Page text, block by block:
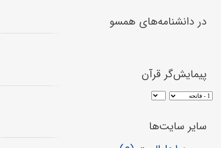
در دانشنامه‌های همسو
پیمایش‌گر قرآن
سایر سایت‌ها